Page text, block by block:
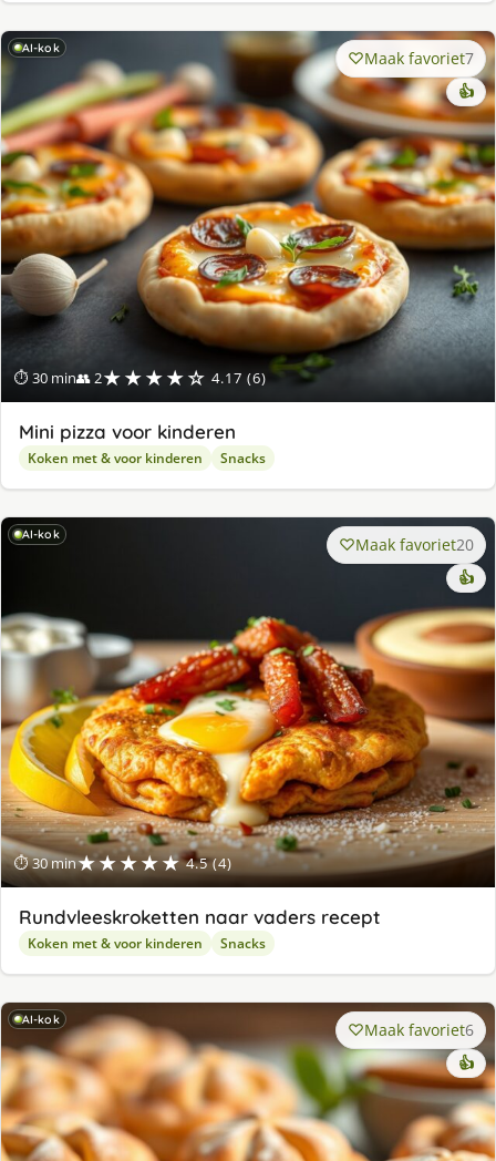
AI-kok
⏱ 30 min👥 2★★★★☆ 4.17 (6)
Maak favoriet7
👍
Mini pizza voor kinderen
Koken met & voor kinderen Snacks
AI-kok
⏱ 30 min★★★★★ 4.5 (4)
Maak favoriet20
👍
Rundvleeskroketten naar vaders recept
Koken met & voor kinderen Snacks
AI-kok Maak favoriet6
👍